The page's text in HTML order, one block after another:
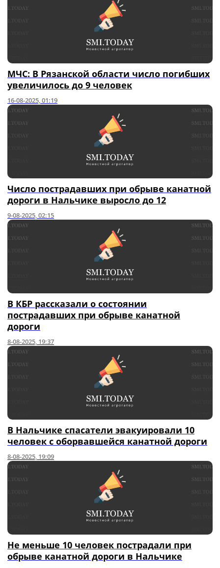
МЧС: В Рязанской области число погибших
увеличилось до 9 человек
16-08-2025, 01:19
Число пострадавших при обрыве канатной
дороги в Нальчике выросло до 12
9-08-2025, 02:15
В КБР рассказали о состоянии
пострадавших при обрыве канатной
дороги
8-08-2025, 19:37
В Нальчике спасатели эвакуировали 10
человек с оборвавшейся канатной дороги
8-08-2025, 19:09
Не меньше 10 человек пострадали при
обрыве канатной дороги в Нальчике